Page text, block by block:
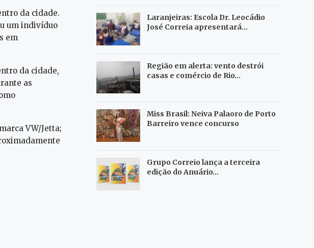
da cidade.
um indivíduo
em
da cidade,
as
VW/Jetta;
Laranjeiras: Escola Dr. Leocádio
José Correia apresentará…
Região em alerta: vento destrói
casas e comércio de Rio…
Miss Brasil: Neiva Palaoro de Porto
Barreiro vence concurso
Grupo Correio lança a terceira
edição do Anuário…